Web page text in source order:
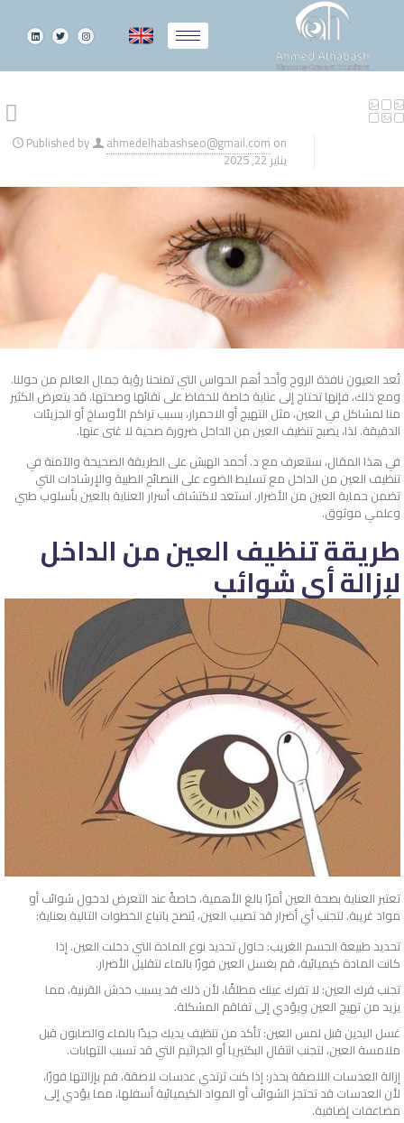
Published by ahmedelhabashseo@gmail.com on
يناير 22, 2025
تُعد العيون نافذة الروح وأحد أهم الحواس التي تمنحنا رؤية جمال العالم من حولنا.
ومع ذلك، فإنها تحتاج إلى عناية خاصة للحفاظ على نقائها وصحتها. قد يتعرض الكثير
منا لمشاكل في العين، مثل التهيج أو الاحمرار، بسبب تراكم الأوساخ أو الجزيئات
الدقيقة. لذا، يصبح تنظيف العين من الداخل ضرورة صحية لا غنى عنها.
في هذا المقال، سنتعرف مع د. أحمد الهبش على الطريقة الصحيحة والآمنة في
تنظيف العين من الداخل مع تسليط الضوء على النصائح الطبية والإرشادات التي
تضمن حماية العين من الأضرار. استعد لاكتشاف أسرار العناية بالعين بأسلوب طبي
وعلمي موثوق.
طريقة تنظيف العين من الداخل
لإزالة أي شوائب
تعتبر العناية بصحة العين أمرًا بالغ الأهمية، خاصةً عند التعرض لدخول شوائب أو
مواد غريبة. لتجنب أي أضرار قد تصيب العين، يُنصح باتباع الخطوات التالية بعناية:
تحديد طبيعة الجسم الغريب: حاول تحديد نوع المادة التي دخلت العين. إذا
كانت المادة كيميائية، قم بغسل العين فورًا بالماء لتقليل الأضرار.
تجنب فرك العين: لا تفرك عينك مطلقًا، لأن ذلك قد يسبب خدش القرنية، مما
يزيد من تهيج العين ويؤدي إلى تفاقم المشكلة.
غسل اليدين قبل لمس العين: تأكد من تنظيف يديك جيدًا بالماء والصابون قبل
ملامسة العين، لتجنب انتقال البكتيريا أو الجراثيم التي قد تسبب التهابات.
إزالة العدسات اللاصقة بحذر: إذا كنت ترتدي عدسات لاصقة، قم بإزالتها فورًا،
لأن العدسات قد تحتجز الشوائب أو المواد الكيميائية أسفلها، مما يؤدي إلى
مضاعفات إضافية.